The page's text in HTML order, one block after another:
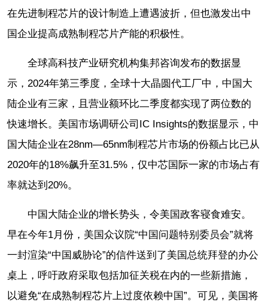
在先进制程芯片的设计制造上遭遇波折，但也激发出中
国企业提高成熟制程芯片产能的积极性。
全球高科技产业研究机构集邦咨询发布的数据显
示，2024年第三季度，全球十大晶圆代工厂中，中国大
陆企业有三家，且营业额环比二季度都实现了两位数的
快速增长。美国市场调研公司IC Insights的数据显示，中
国大陆企业在28nm—65nm制程芯片市场的份额占比已从
2020年的18%飙升至31.5%，仅中芯国际一家的市场占有
率就达到20%。
中国大陆企业的增长势头，令美国政客寝食难安。
早在今年1月份，美国众议院“中国问题特别委员会”就将
一封渲染“中国威胁论”的信件送到了美国总统拜登的办公
桌上，呼吁政府采取包括加征关税在内的一些新措施，
以避免“在成熟制程芯片上过度依赖中国”。可见，美国将